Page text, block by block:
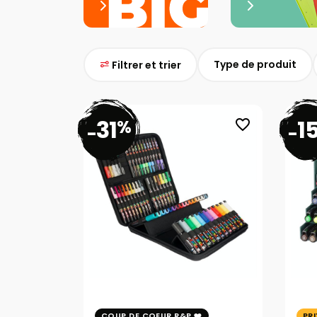
Filtrer et trier Type de produit
favorite_border
-31% -